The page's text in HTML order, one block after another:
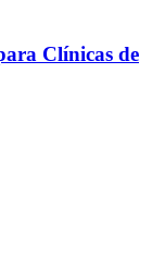
Clínicas de